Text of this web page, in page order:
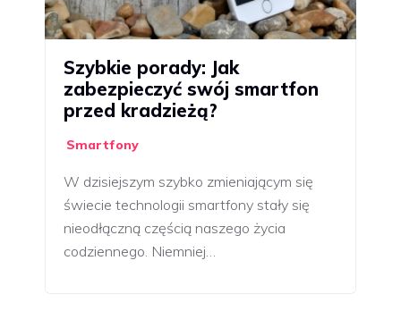
Szybkie porady: Jak
zabezpieczyć swój smartfon
przed kradzieżą?
Smartfony
W dzisiejszym szybko zmieniającym się
świecie technologii smartfony stały się
nieodłączną częścią naszego życia
codziennego. Niemniej…